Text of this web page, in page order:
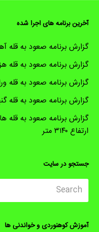
آخرین برنامه های اجرا شده
گزارش برنامه صعود به قله
گزارش برنامه صعود به قله هزارلا
گزارش برنامه صعود به قله ورارو
گزارش برنامه صعود به قله گنج
ارتفاع ۳۱۴۰ متر
جستجو در سایت
Search
آموزش کوهنوردی و خواندنی ها